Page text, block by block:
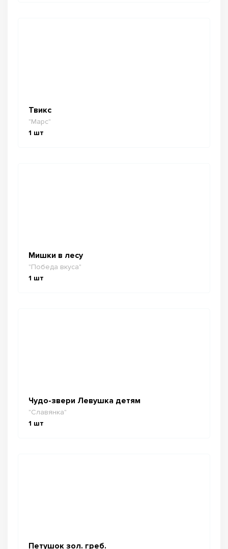
Твикс
"Марс"
1 шт
Мишки в лесу
"Победа вкуса"
1 шт
Чудо-звери Левушка детям
"Славянка"
1 шт
Петушок зол. греб.